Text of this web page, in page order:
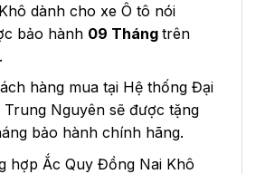
dành cho xe Ô tô nói
bảo hành 09 Tháng trên
hàng mua tại Hệ thống Đại
Trung Nguyên sẽ được tặng
bảo hành chính hãng.
hợp Ắc Quy Đồng Nai Khô